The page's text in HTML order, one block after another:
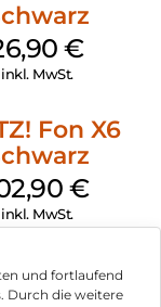
und fortlaufend
Durch die weitere
€
inkl. MwSt.
Fon X6
€
inkl. MwSt.